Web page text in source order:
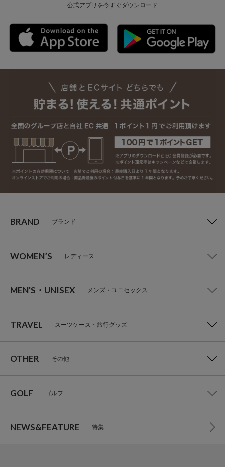
公式アプリを今すぐダウンロード
BRAND ブランド
WOMEN’S レディース
MEN'S・UNISEX メンズ・ユニセックス
TRAVEL スーツケース・旅行グッズ
OTHER その他
GOLF ゴルフ
NEWS&FEATURE 特集